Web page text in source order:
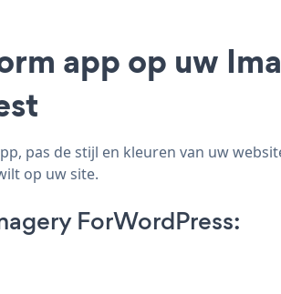
app op uw
pas de stijl en kleuren van uw
op uw site.
ForWordPress: